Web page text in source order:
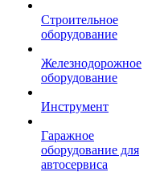
Строительное
оборудование
Железнодорожное
оборудование
Инструмент
Гаражное
оборудование для
автосервиса